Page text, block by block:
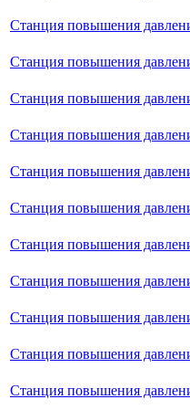
Станция повышения
Станция повышения
Станция повышения
Станция повышения
Станция повышения
Станция повышения
Станция повышения
Станция повышения
Станция повышения
Станция повышения
Станция повышения